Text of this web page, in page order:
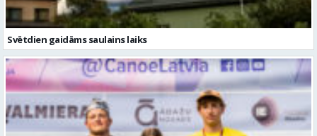
Svētdien gaidāms saulains laiks